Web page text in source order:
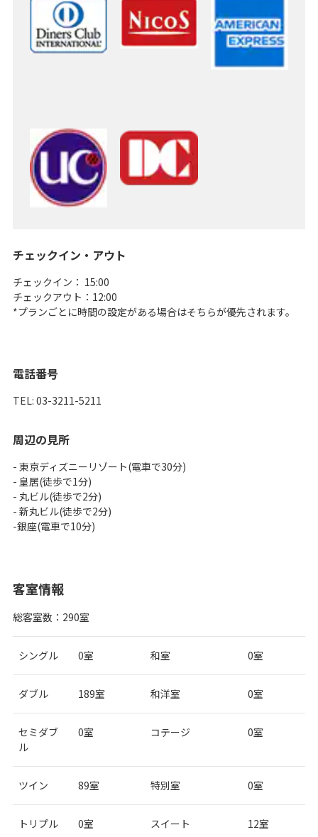
チェックイン・アウト
チェックイン： 15:00
チェックアウト：12:00
*プランごとに時間の設定がある場合はそちらが優先されます。
電話番号
TEL: 03-3211-5211
周辺の見所
- 東京ディズニーリゾート(電車で30分)
- 皇居(徒歩で1分)
- 丸ビル(徒歩で2分)
- 新丸ビル(徒歩で2分)
-銀座(電車で10分)
客室情報
総客室数：290室
シングル 0室 和室 0室
ダブル 189室 和洋室 0室
セミダブ
ル
0室 コテージ 0室
ツイン 89室 特別室 0室
トリプル 0室 スイート 12室